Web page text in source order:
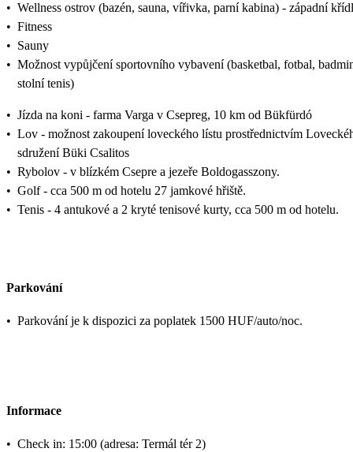
• Wellness ostrov (bazén, sauna, vířivka, parní kabina) - západní
• Fitness
• Sauny
• Možnost vypůjčení sportovního vybavení (basketbal, fotbal,
stolní tenis)
• Jízda na koni - farma Varga v Csepreg, 10 km od Bükfürdó
• Lov - možnost zakoupení loveckého lístu prostřednictvím
sdružení Büki Csalitos
• Rybolov - v blízkém Csepre a jezeře Boldogasszony.
• Golf - cca 500 m od hotelu 27 jamkové hřiště.
• Tenis - 4 antukové a 2 kryté tenisové kurty, cca 500 m od hotelu.
Parkování
• Parkování je k dispozici za poplatek 1500 HUF/auto/noc.
Informace
• Check in: 15:00 (adresa: Termál tér 2)